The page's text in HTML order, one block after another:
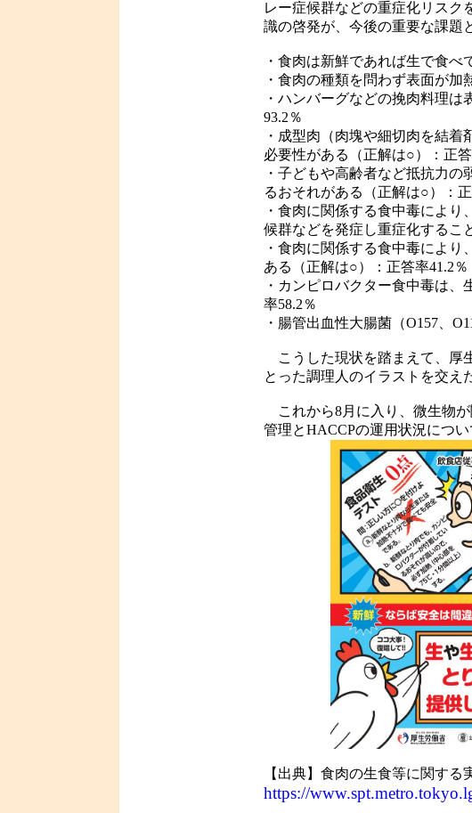
レー症候群などの重症化リスク
識の啓発が、今後の重要な課題
・食肉は新鮮であれば生で食
・食肉の種類を問わず表面が
・ハンバーグなどの挽肉料理
93.2％
・成型肉（肉塊や細切肉を結
必要性がある（正解は○）：正答
・子どもや高齢者など抵抗力
るおそれがある（正解は○）：
・食肉に関係する食中毒によ
候群などを発症し重症化するこ
・食肉に関係する食中毒によ
ある（正解は○）：正答率41.2％
・カンピロバクター食中毒は
率58.2％
・腸管出血性大腸菌（O157、
こうした現状を踏まえて、厚
とった調理人のイラストを交え
これから8月に入り、微生物
管理とHACCPの運用状況につい
【出典】食肉の生食等に関する
https://